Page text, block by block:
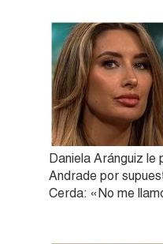
Daniela Aránguiz le
Andrade por
Cerda: «No me